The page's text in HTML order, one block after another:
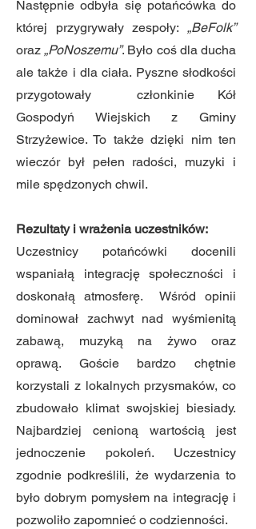
Następnie odbyła się potańcówka do
której przygrywały zespoły: „BeFolk”
oraz „PoNoszemu”. Było coś dla ducha
ale także i dla ciała. Pyszne słodkości
przygotowały członkinie Kół
Gospodyń Wiejskich z Gminy
Strzyżewice. To także dzięki nim ten
wieczór był pełen radości, muzyki i
mile spędzonych chwil.
Rezultaty i wrażenia uczestników:
Uczestnicy potańcówki docenili
wspaniałą integrację społeczności i
doskonałą atmosferę. Wśród opinii
dominował zachwyt nad wyśmienitą
zabawą, muzyką na żywo oraz
oprawą. Goście bardzo chętnie
korzystali z lokalnych przysmaków, co
zbudowało klimat swojskiej biesiady.
Najbardziej cenioną wartością jest
jednoczenie pokoleń. Uczestnicy
zgodnie podkreślili, że wydarzenia to
było dobrym pomysłem na integrację i
pozwoliło zapomnieć o codzienności.